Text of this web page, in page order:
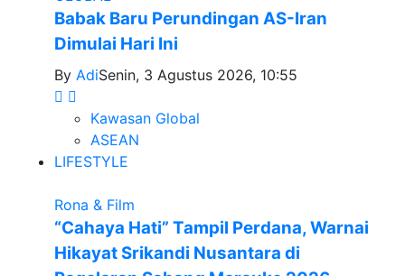
Babak Baru Perundingan AS-Iran
Dimulai Hari Ini
By AdiSenin, 3 Agustus 2026, 10:55
Kawasan Global
ASEAN
LIFESTYLE
Rona & Film
“Cahaya Hati” Tampil Perdana, Warnai
Hikayat Srikandi Nusantara di